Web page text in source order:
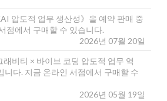
압도적 업무 생산성》을 예약 판매 중
점에서 구매할 수 있습니다.
2026년 07월 20일
래비티 × 바이브 코딩 압도적 업무 역
니다. 지금 온라인 서점에서 구매할 수
2026년 05월 19일